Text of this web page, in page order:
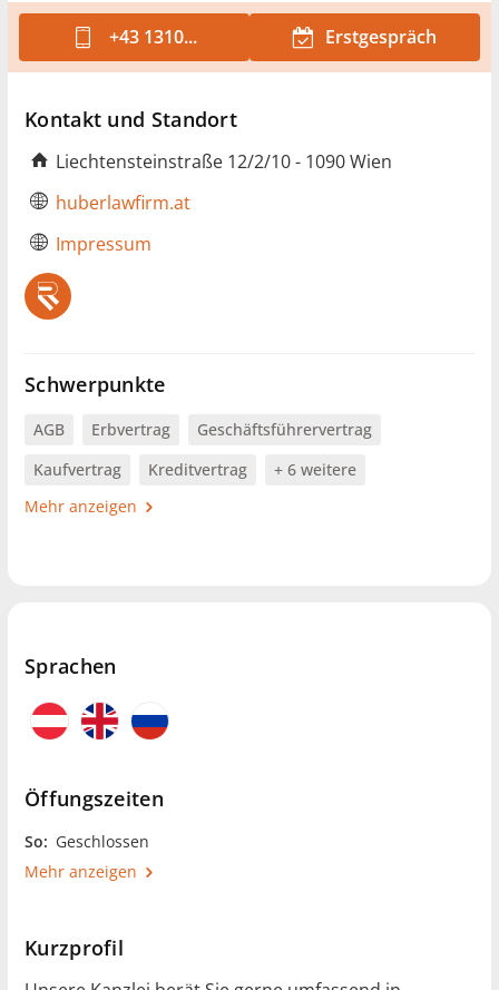
+43 1310... Erstgespräch
Kontakt und Standort
Liechtensteinstraße 12/2/10 - 1090 Wien
huberlawfirm.at
Impressum
Schwerpunkte
AGB Erbvertrag
Geschäftsführervertrag
Kaufvertrag
Kreditvertrag
+ 6 weitere
Mehr anzeigen
Sprachen
Öffungszeiten
So: Geschlossen
Mehr anzeigen
Kurzprofil